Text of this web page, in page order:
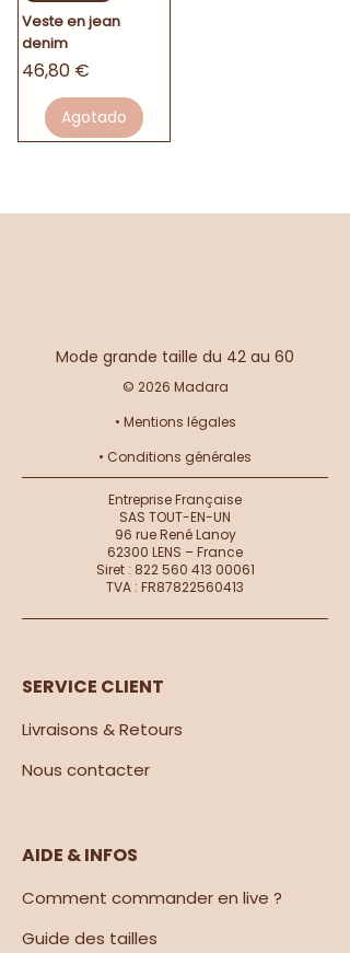
Veste en jean
denim
Precio
46,80 €
Agotado
Mode grande taille du 42 au 60
© 2026 Madara
• Mentions légales
• Conditions générales
Entreprise Française
SAS TOUT-EN-UN
96 rue René Lanoy
62300 LENS – France
Siret : 822 560 413 00061
TVA : FR87822560413
SERVICE CLIENT
Livraisons & Retours
Nous contacter​
AIDE & INFOS
Comment commander en live ?
Guide des tailles